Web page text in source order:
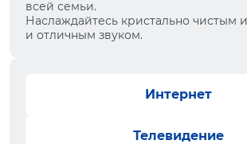
всей семьи.
Наслаждайтесь кристально чистым
и отличным звуком.
Интернет
Телевидение